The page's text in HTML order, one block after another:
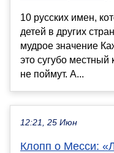
10 русских имен,
детей в других
мудрое значение
это сугубо местный
не поймут. А...
12:21, 25 Июн
Клопп о Месси: